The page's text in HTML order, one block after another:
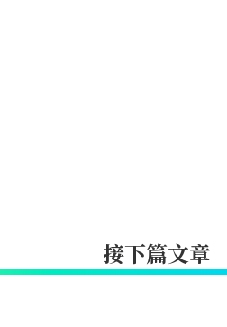
接下篇文章